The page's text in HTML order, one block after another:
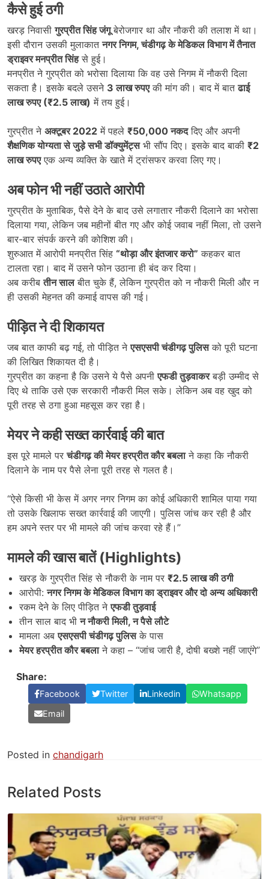
कैसे हुई ठगी
खरड़ निवासीगुरप्रीत सिंह जंगूबेरोजगार था और नौकरी की तलाश में था।
इसी दौरान उसकी मुलाकातनगर निगम,चंडीगढ़ के मेडिकल विभाग में तैनात
ड्राइवर मनप्रीत सिंहसे हुई।
मनप्रीत ने गुरप्रीत को भरोसा दिलाया कि वह उसे निगम में नौकरी दिला
सकता है। इसके बदले उसने 3लाख रुपएकी मांग की। बाद में बातढाई
लाख रुपए (₹2.5लाख) में तय हुई।
गुरप्रीत ने अक्टूबर 2022 में पहले ₹50,000नकददिए और अपनी
शैक्षणिक योग्यता से जुड़े सभी डॉक्युमेंट्सभी सौंप दिए। इसके बाद बाकी ₹2
लाख रुपएएक अन्य व्यक्ति के खाते में ट्रांसफर करवा लिए गए।
अब फोन भी नहीं उठाते आरोपी
गुरप्रीत के मुताबिक, पैसे देने के बाद उसे लगातार नौकरी दिलाने का भरोसा
दिलाया गया, लेकिन जब महीनों बीत गए और कोई जवाब नहीं मिला, तो उसने
बार-बार संपर्क करने की कोशिश की।
शुरुआत में आरोपी मनप्रीत सिंह “थोड़ा और इंतजार करो” कहकर बात
टालता रहा। बाद में उसने फोन उठाना ही बंद कर दिया।
अब करीबतीन सालबीत चुके हैं, लेकिन गुरप्रीत को न नौकरी मिली और न
ही उसकी मेहनत की कमाई वापस की गई।
पीड़ित ने दी शिकायत
जब बात काफी बढ़ गई, तो पीड़ित नेएसएसपी चंडीगढ़ पुलिसको पूरी घटना
की लिखित शिकायत दी है।
गुरप्रीत का कहना है कि उसने ये पैसे अपनीएफडी तुड़वाकरबड़ी उम्मीद से
दिए थे ताकि उसे एक सरकारी नौकरी मिल सके। लेकिन अब वह खुद को
पूरी तरह से ठगा हुआ महसूस कर रहा है।
मेयर ने कही सख्त कार्रवाई की बात
इस पूरे मामले परचंडीगढ़ की मेयर हरप्रीत कौर बबलाने कहा कि नौकरी
दिलाने के नाम पर पैसे लेना पूरी तरह से गलत है।
“ऐसे किसी भी केस में अगर नगर निगम का कोई अधिकारी शामिल पाया गया
तो उसके खिलाफ सख्त कार्रवाई की जाएगी। पुलिस जांच कर रही है और
हम अपने स्तर पर भी मामले की जांच करवा रहे हैं।”
मामले की खास बातें (Highlights)
खरड़ के गुरप्रीत सिंह से नौकरी के नाम पर ₹2.5लाख की ठगी
आरोपी:नगर निगम के मेडिकल विभाग का ड्राइवर और दो अन्य अधिकारी
रकम देने के लिए पीड़ित नेएफडी तुड़वाई
तीन साल बाद भीन नौकरी मिली,न पैसे लौटे
मामला अबएसएसपी चंडीगढ़ पुलिसके पास
मेयर हरप्रीत कौर बबलाने कहा – “जांच जारी है, दोषी बख्शे नहीं जाएंगे”
Share:
Facebook Twitter Linkedin
Whatsapp
Email
Posted in chandigarh
Related Posts